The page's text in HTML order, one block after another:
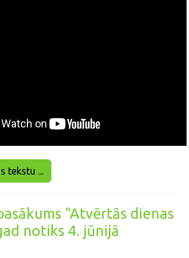
tekstu ...
"Atvērtās dienas
notiks 4. jūnijā